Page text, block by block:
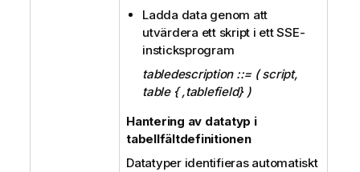
Ladda data genom att
utvärdera ett skript i ett SSE-
insticksprogram
tabledescription ::= ( script,
table { ,tablefield} )
Hantering av datatyp i
tabellfältdefinitionen
Datatyper identifieras automatiskt